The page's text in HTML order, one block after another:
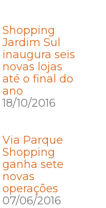
Shopping
Jardim Sul
inaugura seis
novas lojas
até o final do
ano
18/10/2016
Via Parque
Shopping
ganha sete
novas
operações
07/06/2016